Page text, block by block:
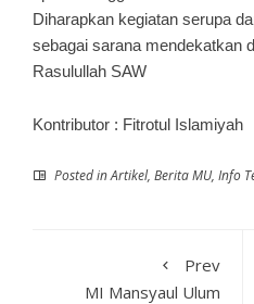
Diharapkan kegiatan serupa
sebagai sarana mendekatkan
Rasulullah SAW
Kontributor : Fitrotul Islamiyah
Posted inArtikel, Berita MU, Info
Prev
MI Mansyaul Ulum